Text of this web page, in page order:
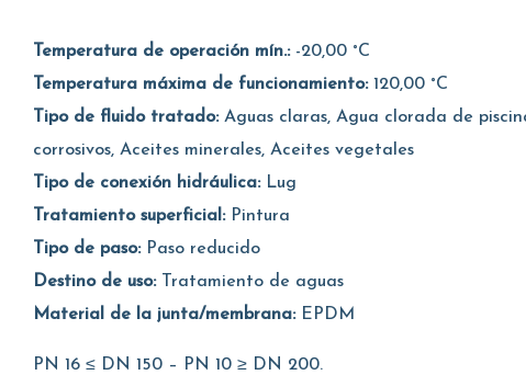
Temperatura de operación mín.: -20,00 °C
Temperatura máxima de funcionamiento: 120,00 °C
Tipo de fluido tratado: Aguas claras, Agua clorada de
corrosivos, Aceites minerales, Aceites vegetales
Tipo de conexión hidráulica: Lug
Tratamiento superficial: Pintura
Tipo de paso: Paso reducido
Destino de uso:
Tratamiento de aguas
Material de la junta/membrana: EPDM
PN 16 ≤ DN 150 – PN 10 ≥ DN 200.